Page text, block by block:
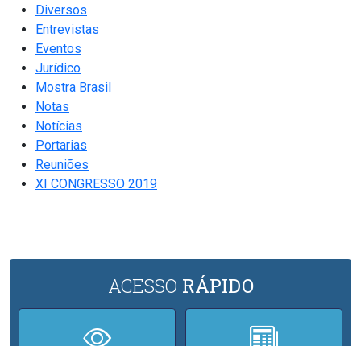
Diversos
Entrevistas
Eventos
Jurídico
Mostra Brasil
Notas
Notícias
Portarias
Reuniões
XI CONGRESSO 2019
ACESSO RÁPIDO